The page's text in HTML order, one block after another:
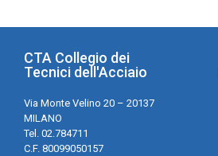
CTA Collegio dei
Tecnici dell'Acciaio
Via Monte Velino 20 – 20137
MILANO
Tel. 02.784711
C.F. 80099050157